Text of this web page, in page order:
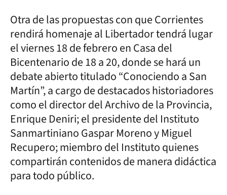
Otra de las propuestas con que Corrientes
rendirá homenaje al Libertador tendrá lugar
el viernes 18 de febrero en Casa del
Bicentenario de 18 a 20, donde se hará un
debate abierto titulado “Conociendo a San
Martín”, a cargo de destacados historiadores
como el director del Archivo de la Provincia,
Enrique Deniri; el presidente del Instituto
Sanmartiniano Gaspar Moreno y Miguel
Recupero; miembro del Instituto quienes
compartirán contenidos de manera didáctica
para todo público.